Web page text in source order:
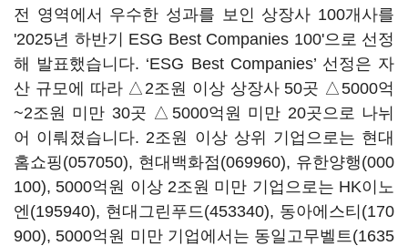
전 영역에서 우수한 성과를 보인 상장사 100개사를
'2025년 하반기 ESG Best Companies 100'으로 선정
해 발표했습니다. ‘ESG Best Companies’ 선정은 자
산 규모에 따라 △2조원 이상 상장사 50곳 △5000억
~2조원 미만 30곳 △5000억원 미만 20곳으로 나뉘
어 이뤄졌습니다. 2조원 이상 상위 기업으로는 현대
홈쇼핑(057050), 현대백화점(069960), 유한양행(000
100), 5000억원 이상 2조원 미만 기업으로는 HK이노
엔(195940), 현대그린푸드(453340), 동아에스티(170
900), 5000억원 미만 기업에서는 동일고무벨트(1635